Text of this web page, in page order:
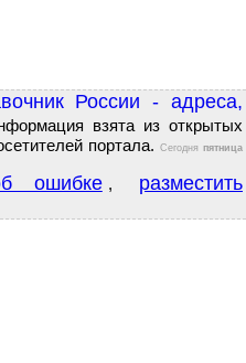
России - адреса,
взята из открытых
портала. Сегодняпятница
ошибке ,
разместить